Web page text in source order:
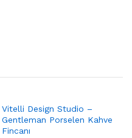
Vitelli Design Studio –
Gentleman Porselen Kahve
Fincanı